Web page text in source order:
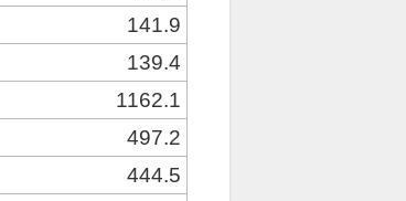
141.9
139.4
1162.1
497.2
444.5